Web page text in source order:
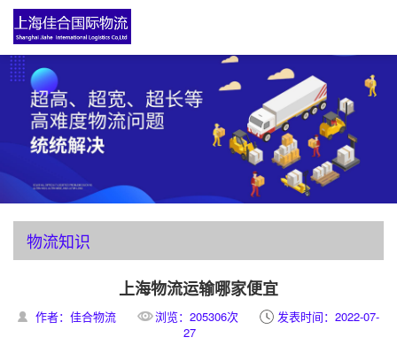
物流知识
上海物流运输哪家便宜
作者：佳合物流 浏览：205306次
发表时间：2022-07-
27